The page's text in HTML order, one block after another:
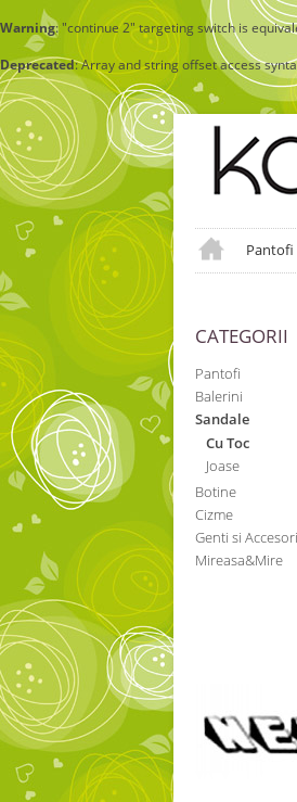
Warning: "continue 2" targeting switch is
Deprecated: Array and string offset access
Pantofi
CATEGORII
Pantofi
Balerini
Sandale
Cu Toc
Joase
Botine
Cizme
Genti si
Mireasa&Mire